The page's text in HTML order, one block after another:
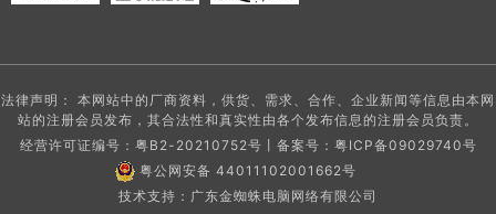
法律声明： 本网站中的厂商资料，供货、需求、合作、企业新闻等信息由本网
站的注册会员发布，其合法性和真实性由各个发布信息的注册会员负责。
经营许可证编号：粤B2-20210752号丨备案号： 粤ICP备09029740号
粤公网安备 44011102001662号
技术支持：广东金蜘蛛电脑网络有限公司